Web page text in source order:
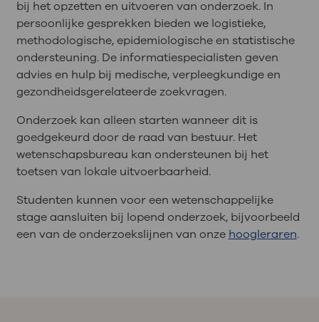
bij het opzetten en uitvoeren van onderzoek. In
persoonlijke gesprekken bieden we logistieke,
methodologische, epidemiologische en statistische
ondersteuning. De informatiespecialisten geven
advies en hulp bij medische, verpleegkundige en
gezondheidsgerelateerde zoekvragen.
Onderzoek kan alleen starten wanneer dit is
goedgekeurd door de raad van bestuur. Het
wetenschapsbureau kan ondersteunen bij het
toetsen van lokale uitvoerbaarheid.
Studenten kunnen voor een wetenschappelijke
stage aansluiten bij lopend onderzoek, bijvoorbeeld
een van de onderzoekslijnen van onze hoogleraren.